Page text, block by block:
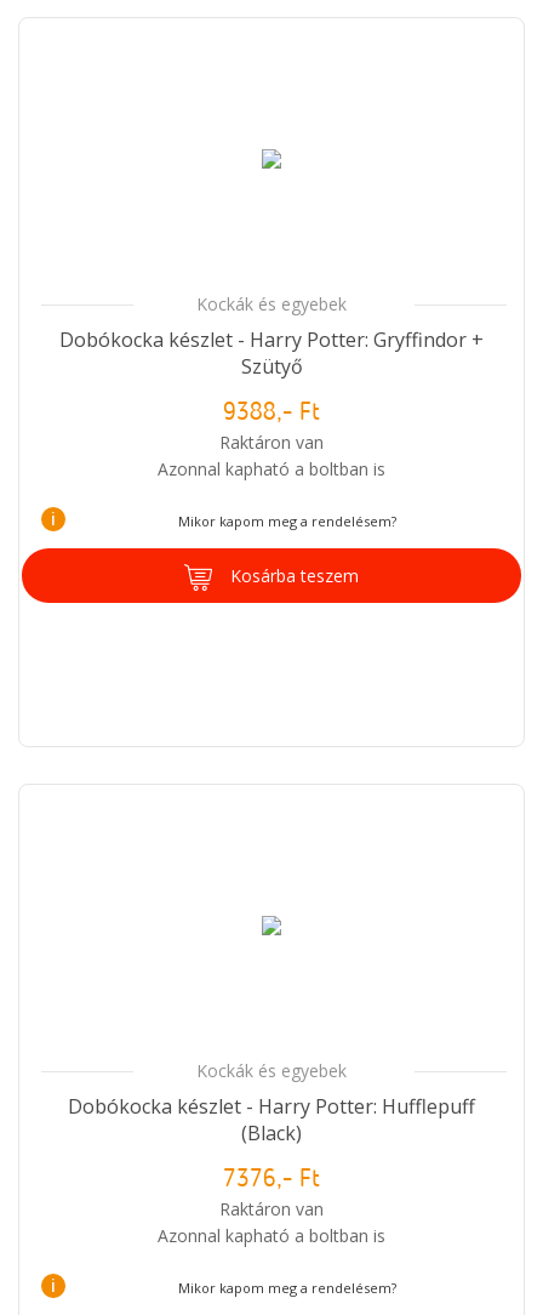
Kockák és egyebek
Dobókocka készlet - Harry Potter: Gryffindor +
Szütyő
9388,- Ft
Raktáron van
Azonnal kapható a boltban is
i Mikor kapom meg a rendelésem?
Kosárba teszem
Kockák és egyebek
Dobókocka készlet - Harry Potter: Hufflepuff
(Black)
7376,- Ft
Raktáron van
Azonnal kapható a boltban is
i Mikor kapom meg a rendelésem?